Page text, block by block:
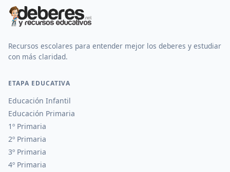
Recursos escolares para entender mejor los deberes y estudiar
con más claridad.
ETAPA EDUCATIVA
Educación Infantil
Educación Primaria
1º Primaria
2º Primaria
3º Primaria
4º Primaria